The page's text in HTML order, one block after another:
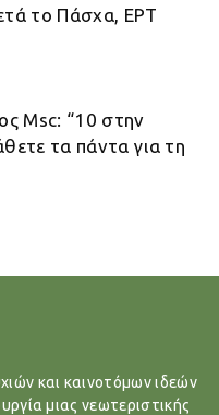
το Πάσχα, ΕΡΤ
Μsc: “10 στην
τα πάντα για τη
και καινοτόμων ιδεών
μιας νεωτεριστικής